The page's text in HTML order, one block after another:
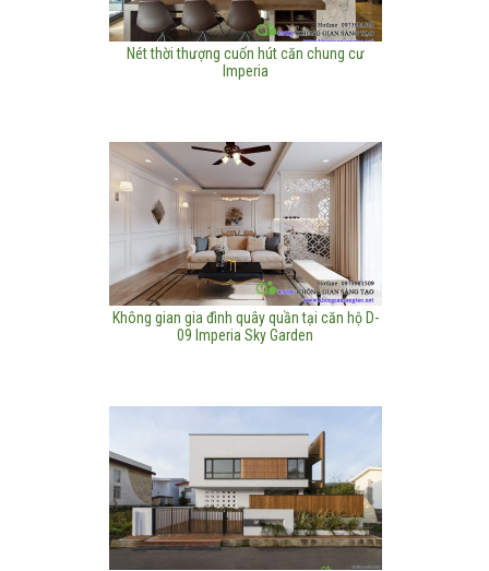
Nét thời thượng cuốn hút căn chung cư
Imperia
Không gian gia đình quây quần tại căn hộ D-
09 Imperia Sky Garden